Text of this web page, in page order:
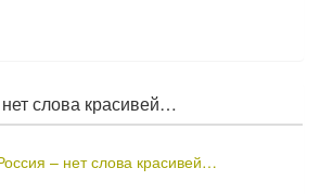
слова красивей…
– нет слова красивей…